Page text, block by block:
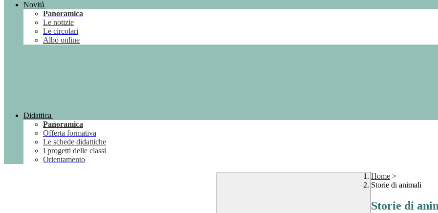
Novità
Panoramica
Le notizie
Le circolari
Albo online
Didattica
Panoramica
Offerta formativa
Le schede didattiche
I progetti delle classi
Orientamento
Home >
Storie di animali
Storie di